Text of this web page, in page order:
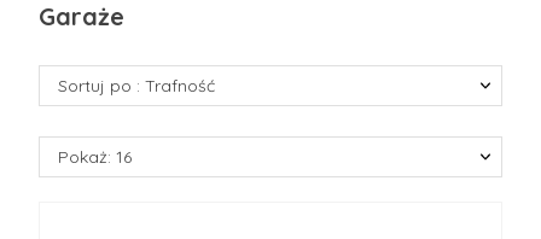
Garaże
Sortuj po : Trafność
Pokaż: 16